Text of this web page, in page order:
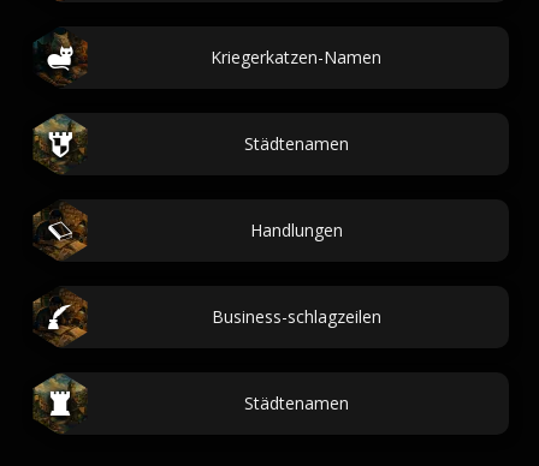
Kriegerkatzen-Namen
Städtenamen
Handlungen
Business-schlagzeilen
Städtenamen